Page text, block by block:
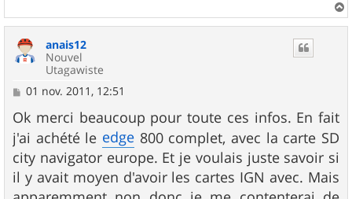
a
anais12
Nouvel
Utagawiste
M
s
s
a
g
e
01 nov. 2011, 12:51
Ok merci beaucoup pour toute ces infos. En fait
j'ai achété le edge 800 complet, avec la carte SD
city navigator europe. Et je voulais juste savoir si
il y avait moyen d'avoir les cartes IGN avec. Mais